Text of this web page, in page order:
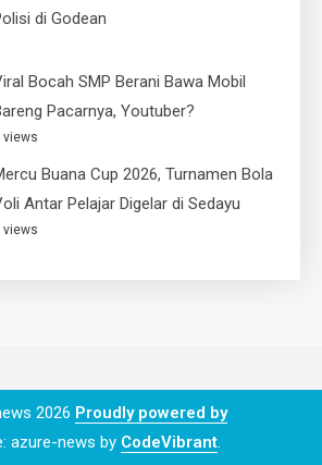
di Godean
Bocah SMP Berani Bawa Mobil
Pacarnya, Youtuber?
views
Buana Cup 2026, Turnamen Bola
Antar Pelajar Digelar di Sedayu
views
2026 Proudly powered by
azure-news by CodeVibrant.